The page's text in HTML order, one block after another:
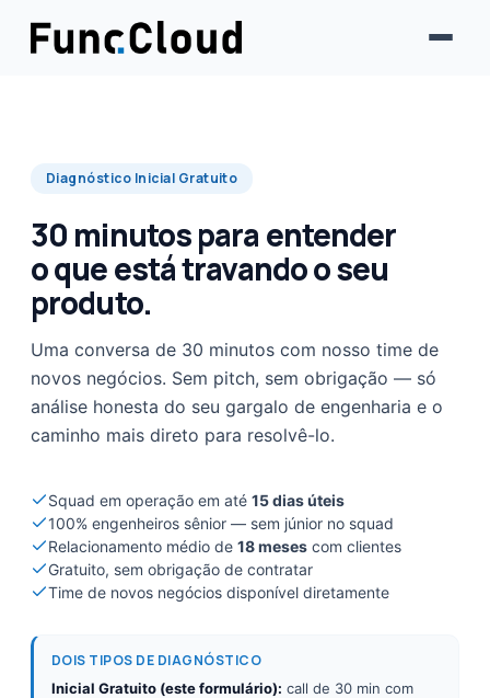
Diagnóstico Inicial Gratuito
30 minutos para entender
o que está travando o seu
produto.
Uma conversa de 30 minutos com nosso time de
novos negócios. Sem pitch, sem obrigação — só
análise honesta do seu gargalo de engenharia e o
caminho mais direto para resolvê-lo.
Squad em operação em até 15 dias úteis
100% engenheiros sênior — sem júnior no squad
Relacionamento médio de 18 meses com clientes
Gratuito, sem obrigação de contratar
Time de novos negócios disponível diretamente
DOIS TIPOS DE DIAGNÓSTICO
Inicial Gratuito (este formulário): call de 30 min com